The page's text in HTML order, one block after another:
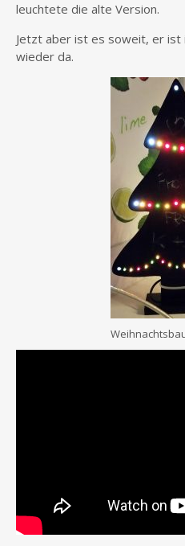
leuchtete die alte Version.
Jetzt aber ist es soweit, er ist
wieder da.